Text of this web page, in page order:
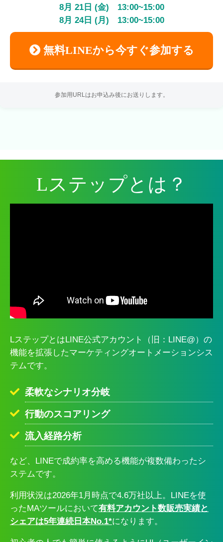
8月 21日 (金) 13:00~15:00
8月 24日 (月) 13:00~15:00
無料LINEから今すぐ参加する
参加用URLはお申込み後にお送りします。
Lステップとは？
LステップとはLINE公式アカウント（旧：LINE@）の
機能を拡張したマーケティングオートメーションシス
テムです。
柔軟なシナリオ分岐
行動のスコアリング
流入経路分析
など、LINEで成約率を高める機能が複数備わったシ
ステムです。
利用状況は2026年1月時点で4.6万社以上。LINEを使
ったMAツールにおいて有料アカウント数販売実績と
シェアは5年連続日本No.1*になります。